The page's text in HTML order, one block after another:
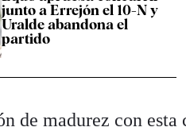
junto a Errejón el 10-N y
Uralde abandona el
partido
de madurez con